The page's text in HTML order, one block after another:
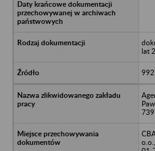
lat
739